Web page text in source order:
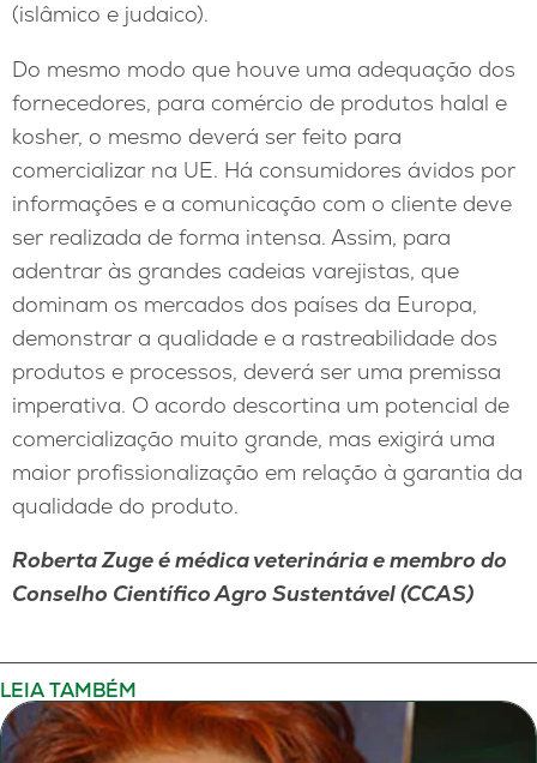
(islâmico e judaico).
Do mesmo modo que houve uma adequação dos
fornecedores, para comércio de produtos halal e
kosher, o mesmo deverá ser feito para
comercializar na UE. Há consumidores ávidos por
informações e a comunicação com o cliente deve
ser realizada de forma intensa. Assim, para
adentrar às grandes cadeias varejistas, que
dominam os mercados dos países da Europa,
demonstrar a qualidade e a rastreabilidade dos
produtos e processos, deverá ser uma premissa
imperativa. O acordo descortina um potencial de
comercialização muito grande, mas exigirá uma
maior profissionalização em relação à garantia da
qualidade do produto.
Roberta Zuge é médica veterinária e membro do
Conselho Científico Agro Sustentável (CCAS)
LEIA TAMBÉM